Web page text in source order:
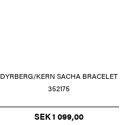
DYRBERG/KERN SACHA BRACELET
352175
SEK 1 099,00